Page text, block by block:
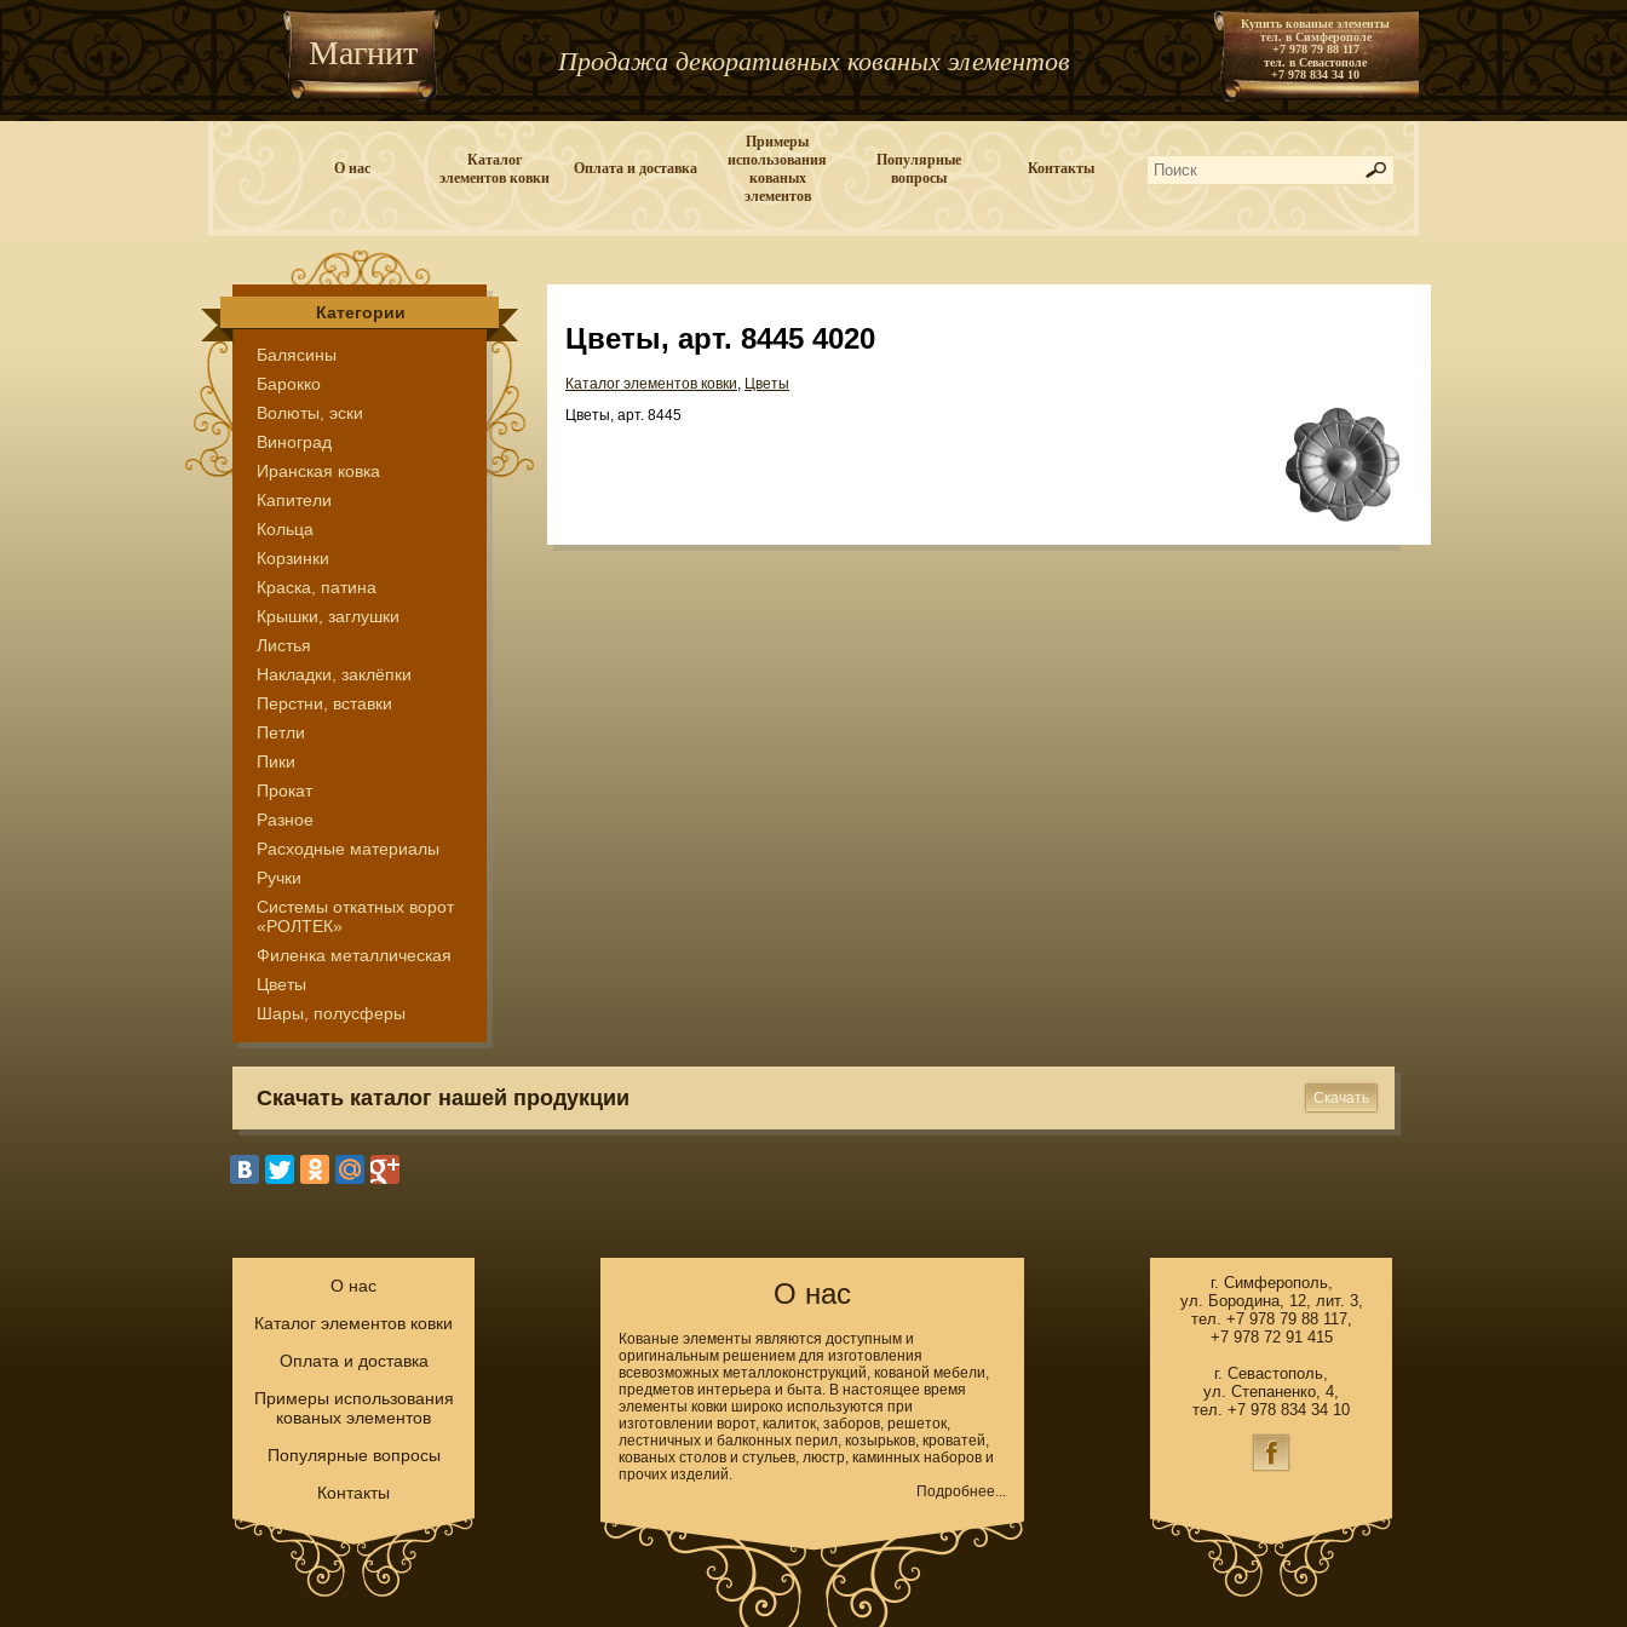
Магнит Продажа декоративных кованых элементов
Купить кованые элементы
тел. в Симферополе
+7 978 79 88 117
тел. в Севастополе
+7 978 834 34 10
О нас
Каталог
элементов ковки
Оплата и доставка
Примеры
использования
кованых
элементов
Популярные
вопросы
Контакты
Категории
Балясины
Барокко
Волюты, эски
Виноград
Иранская ковка
Капители
Кольца
Корзинки
Краска, патина
Крышки, заглушки
Листья
Накладки, заклёпки
Перстни, вставки
Петли
Пики
Прокат
Разное
Расходные материалы
Ручки
Системы откатных ворот
«РОЛТЕК»
Филенка металлическая
Цветы
Шары, полусферы
Цветы, арт. 8445 4020
Каталог элементов ковки, Цветы
Цветы, арт. 8445
Скачать каталог нашей продукции Скачать
О нас
Каталог элементов ковки
Оплата и доставка
Примеры использования
кованых элементов
Популярные вопросы
Контакты
О нас
Кованые элементы являются доступным и
оригинальным решением для изготовления
всевозможных металлоконструкций, кованой мебели,
предметов интерьера и быта. В настоящее время
элементы ковки широко используются при
изготовлении ворот, калиток, заборов, решеток,
лестничных и балконных перил, козырьков, кроватей,
кованых столов и стульев, люстр, каминных наборов и
прочих изделий.
Подробнее...
г. Симферополь,
ул. Бородина, 12, лит. 3,
тел. +7 978 79 88 117,
+7 978 72 91 415
г. Севастополь,
ул. Степаненко, 4,
тел. +7 978 834 34 10